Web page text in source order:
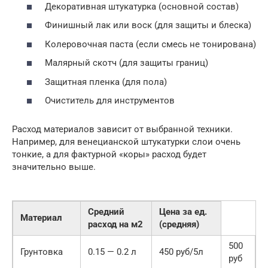
Декоративная штукатурка (основной состав)
Финишный лак или воск (для защиты и блеска)
Колеровочная паста (если смесь не тонирована)
Малярный скотч (для защиты границ)
Защитная пленка (для пола)
Очиститель для инструментов
Расход материалов зависит от выбранной техники.
Например, для венецианской штукатурки слои очень
тонкие, а для фактурной «коры» расход будет
значительно выше.
Материал
Средний
расход на м2
Цена за ед.
(средняя)
Грунтовка 0.15 — 0.2 л 450 руб/5л
500
руб